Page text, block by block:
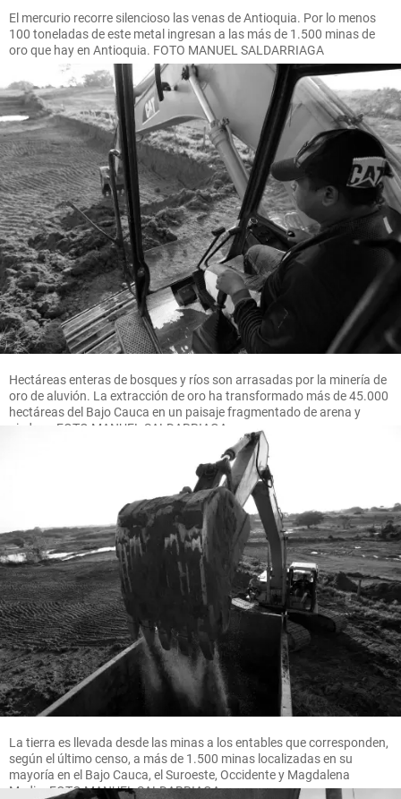
El mercurio recorre silencioso las venas de Antioquia. Por lo menos
100 toneladas de este metal ingresan a las más de 1.500 minas de
oro que hay en Antioquia. FOTO MANUEL SALDARRIAGA
Hectáreas enteras de bosques y ríos son arrasadas por la minería de
oro de aluvión. La extracción de oro ha transformado más de 45.000
hectáreas del Bajo Cauca en un paisaje fragmentado de arena y
piedras. FOTO MANUEL SALDARRIAGA
La tierra es llevada desde las minas a los entables que corresponden,
según el último censo, a más de 1.500 minas localizadas en su
mayoría en el Bajo Cauca, el Suroeste, Occidente y Magdalena
Medio. FOTO MANUEL SALDARRIAGA